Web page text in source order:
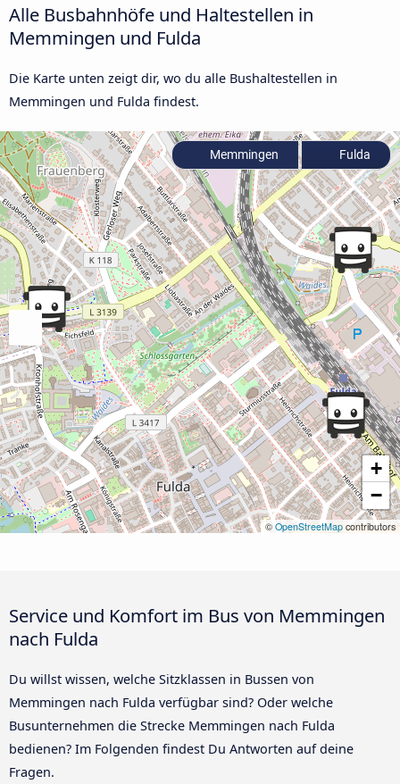
Alle Busbahnhöfe und Haltestellen in
Memmingen und Fulda
Die Karte unten zeigt dir, wo du alle Bushaltestellen in
Memmingen und Fulda findest.
+
−
© OpenStreetMap contributors
Memmingen Fulda
Service und Komfort im Bus von Memmingen
nach Fulda
Du willst wissen, welche Sitzklassen in Bussen von
Memmingen nach Fulda verfügbar sind? Oder welche
Busunternehmen die Strecke Memmingen nach Fulda
bedienen? Im Folgenden findest Du Antworten auf deine
Fragen.